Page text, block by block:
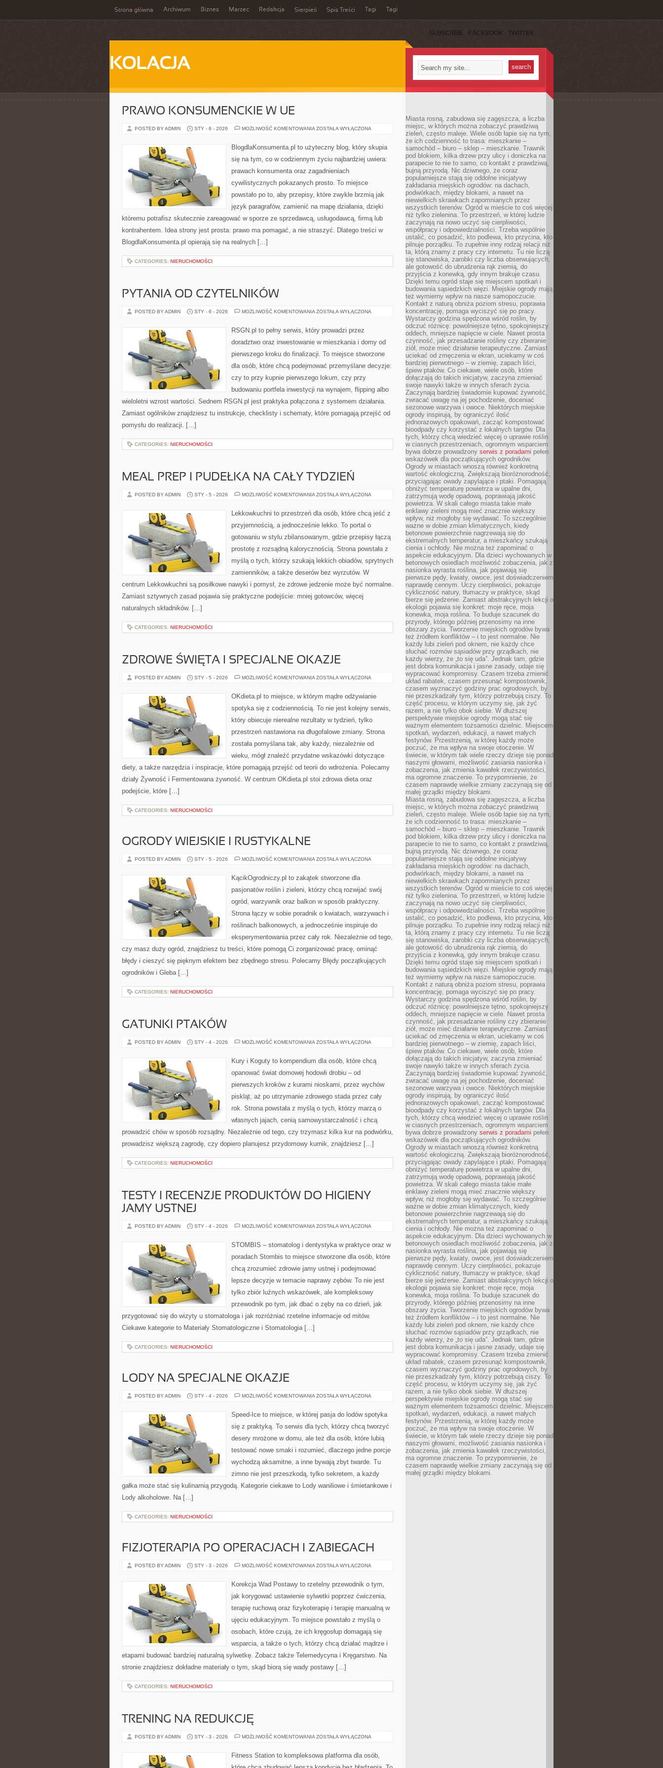
Strona główna Archiwum Biznes Marzec Redakcja Sierpień Spis Treści Tagi Tagi
SUBSCRIBE FACEBOOK TWITTER
KOLACJA
PRAWO KONSUMENCKIE W UE
POSTED BY ADMIN STY - 6 - 2026 MOŻLIWOŚĆ KOMENTOWANIA PRAWO
UE
ZOSTAŁA WYŁĄCZONA
BlogdlaKonsumenta.pl to użyteczny blog, który skupia
się na tym, co w codziennym życiu najbardziej uwiera:
prawach konsumenta oraz zagadnieniach
cywilistycznych pokazanych prosto. To miejsce
powstało po to, aby przepisy, które zwykle brzmią jak
język paragrafów, zamienić na mapę działania, dzięki
któremu potrafisz skutecznie zareagować w sporze ze sprzedawcą, usługodawcą, firmą lub
kontrahentem. Idea strony jest prosta: prawo ma pomagać, a nie straszyć. Dlatego treści w
BlogdlaKonsumenta.pl opierają się na realnych […]
CATEGORIES: NIERUCHOMOŚCI
PYTANIA OD CZYTELNIKÓW
POSTED BY ADMIN STY - 6 - 2026 MOŻLIWOŚĆ KOMENTOWANIA PYTANIA
ZOSTAŁA WYŁĄCZONA
RSGN.pl to pełny serwis, który prowadzi przez
doradztwo oraz inwestowanie w mieszkania i domy od
pierwszego kroku do finalizacji. To miejsce stworzone
dla osób, które chcą podejmować przemyślane decyzje:
czy to przy kupnie pierwszego lokum, czy przy
budowaniu portfela inwestycji na wynajem, flipping albo
wieloletni wzrost wartości. Sednem RSGN.pl jest praktyka połączona z systemem działania.
Zamiast ogólników znajdziesz tu instrukcje, checklisty i schematy, które pomagają przejść od
pomysłu do realizacji. […]
CATEGORIES: NIERUCHOMOŚCI
MEAL PREP I PUDEŁKA NA CAŁY TYDZIEŃ
POSTED BY ADMIN STY - 5 - 2026 MOŻLIWOŚĆ KOMENTOWANIA MEAL
PUDEŁKA
NA
TYDZIEŃ
ZOSTAŁA WYŁĄCZONA
Lekkowkuchni to przestrzeń dla osób, które chcą jeść z
przyjemnością, a jednocześnie lekko. To portal o
gotowaniu w stylu zbilansowanym, gdzie przepisy łączą
prostotę z rozsądną kalorycznością. Strona powstała z
myślą o tych, którzy szukają lekkich obiadów, sprytnych
zamienników, a także deserów bez wyrzutów. W
centrum Lekkowkuchni są posiłkowe nawyki i pomysł, że zdrowe jedzenie może być normalne.
Zamiast sztywnych zasad pojawia się praktyczne podejście: mniej gotowców, więcej
naturalnych składników. […]
CATEGORIES: NIERUCHOMOŚCI
ZDROWE ŚWIĘTA I SPECJALNE OKAZJE
POSTED BY ADMIN STY - 5 - 2026 MOŻLIWOŚĆ KOMENTOWANIA ZDROWE
SPECJALNE
OKAZJE
ZOSTAŁA WYŁĄCZONA
OKdieta.pl to miejsce, w którym mądre odżywianie
spotyka się z codziennością. To nie jest kolejny serwis,
który obiecuje nierealne rezultaty w tydzień, tylko
przestrzeń nastawiona na długofalowe zmiany. Strona
została pomyślana tak, aby każdy, niezależnie od
wieku, mógł znaleźć przydatne wskazówki dotyczące
diety, a także narzędzia i inspiracje, które pomagają przejść od teorii do wdrożenia. Polecamy
działy Żywność i Fermentowana żywność. W centrum OKdieta.pl stoi zdrowa dieta oraz
podejście, które […]
CATEGORIES: NIERUCHOMOŚCI
OGRODY WIEJSKIE I RUSTYKALNE
POSTED BY ADMIN STY - 5 - 2026 MOŻLIWOŚĆ KOMENTOWANIA OGRODY
RUSTYKALNE
ZOSTAŁA WYŁĄCZONA
KącikOgrodniczy.pl to zakątek stworzone dla
pasjonatów roślin i zieleni, którzy chcą rozwijać swój
ogród, warzywnik oraz balkon w sposób praktyczny.
Strona łączy w sobie poradnik o kwiatach, warzywach i
roślinach balkonowych, a jednocześnie inspiruje do
eksperymentowania przez cały rok. Niezależnie od tego,
czy masz duży ogród, znajdziesz tu treści, które pomogą Ci zorganizować pracę, ominąć
błędy i cieszyć się pięknym efektem bez zbędnego stresu. Polecamy Błędy początkujących
ogrodników i Gleba […]
CATEGORIES: NIERUCHOMOŚCI
GATUNKI PTAKÓW
POSTED BY ADMIN STY - 4 - 2026 MOŻLIWOŚĆ KOMENTOWANIA GATUNKI
ZOSTAŁA WYŁĄCZONA
Kury i Koguty to kompendium dla osób, które chcą
opanować świat domowej hodowli drobiu – od
pierwszych kroków z kurami nioskami, przez wychów
piskląt, aż po utrzymanie zdrowego stada przez cały
rok. Strona powstała z myślą o tych, którzy marzą o
własnych jajach, cenią samowystarczalność i chcą
prowadzić chów w sposób rozsądny. Niezależnie od tego, czy trzymasz kilka kur na podwórku,
prowadzisz większą zagrodę, czy dopiero planujesz przydomowy kurnik, znajdziesz […]
CATEGORIES: NIERUCHOMOŚCI
TESTY I RECENZJE PRODUKTÓW DO HIGIENY
JAMY USTNEJ
POSTED BY ADMIN STY - 4 - 2026 MOŻLIWOŚĆ KOMENTOWANIA TESTY
PRODUKTÓW
DO
JAMY
ZOSTAŁA WYŁĄCZONA
STOMBIS – stomatolog i dentystyka w praktyce oraz w
poradach Stombis to miejsce stworzone dla osób, które
chcą zrozumieć zdrowie jamy ustnej i podejmować
lepsze decyzje w temacie naprawy zębów. To nie jest
tylko zbiór luźnych wskazówek, ale kompleksowy
przewodnik po tym, jak dbać o zęby na co dzień, jak
przygotować się do wizyty u stomatologa i jak rozróżniać rzetelne informacje od mitów.
Ciekawe kategorie to Materiały Stomatologiczne i Stomatologia […]
CATEGORIES: NIERUCHOMOŚCI
LODY NA SPECJALNE OKAZJE
POSTED BY ADMIN STY - 4 - 2026 MOŻLIWOŚĆ KOMENTOWANIA LODY
OKAZJE
ZOSTAŁA WYŁĄCZONA
Speed-Ice to miejsce, w której pasja do lodów spotyka
się z praktyką. To serwis dla tych, którzy chcą tworzyć
desery mrożone w domu, ale też dla osób, które lubią
testować nowe smaki i rozumieć, dlaczego jedne porcje
wychodzą aksamitne, a inne bywają zbyt twarde. Tu
zimno nie jest przeszkodą, tylko sekretem, a każdy
gałka może stać się kulinarnią przygodą. Kategorie ciekawe to Lody waniliowe i śmietankowe i
Lody alkoholowe. Na […]
CATEGORIES: NIERUCHOMOŚCI
FIZJOTERAPIA PO OPERACJACH I ZABIEGACH
POSTED BY ADMIN STY - 3 - 2026 MOŻLIWOŚĆ KOMENTOWANIA FIZJOTERAPIA
I
ZABIEGACH
ZOSTAŁA WYŁĄCZONA
Korekcja Wad Postawy to rzetelny przewodnik o tym,
jak korygować ustawienie sylwetki poprzez ćwiczenia,
terapię ruchową oraz fizykoterapię i terapię manualną w
ujęciu edukacyjnym. To miejsce powstało z myślą o
osobach, które czują, że ich kręgosłup domagają się
wsparcia, a także o tych, którzy chcą działać mądrze i
etapami budować bardziej naturalną sylwetkę. Zobacz także Telemedycyna i Kręgarstwo. Na
stronie znajdziesz dokładne materiały o tym, skąd biorą się wady postawy […]
CATEGORIES: NIERUCHOMOŚCI
TRENING NA REDUKCJĘ
POSTED BY ADMIN STY - 3 - 2026 MOŻLIWOŚĆ KOMENTOWANIA TRENING
ZOSTAŁA WYŁĄCZONA
Fitness Station to kompleksowa platforma dla osób,
Miasta rosną, zabudowa się zagęszcza, a liczba
miejsc, w których można zobaczyć prawdziwą
zieleń, często maleje. Wiele osób łapie się na tym,
że ich codzienność to trasa: mieszkanie –
samochód – biuro – sklep – mieszkanie. Trawnik
pod blokiem, kilka drzew przy ulicy i doniczka na
parapecie to nie to samo, co kontakt z prawdziwą,
bujną przyrodą. Nic dziwnego, że coraz
popularniejsze stają się oddolne inicjatywy
zakładania miejskich ogrodów: na dachach,
podwórkach, między blokami, a nawet na
niewielkich skrawkach zapomnianych przez
wszystkich terenów. Ogród w mieście to coś więcej
niż tylko zielenina. To przestrzeń, w której ludzie
zaczynają na nowo uczyć się cierpliwości,
współpracy i odpowiedzialności. Trzeba wspólnie
ustalić, co posadzić, kto podlewa, kto przycina, kto
pilnuje porządku. To zupełnie inny rodzaj relacji niż
ta, którą znamy z pracy czy internetu. Tu nie liczą
się stanowiska, zarobki czy liczba obserwujących,
ale gotowość do ubrudzenia rąk ziemią, do
przyjścia z konewką, gdy innym brakuje czasu.
Dzięki temu ogród staje się miejscem spotkań i
budowania sąsiedzkich więzi. Miejskie ogrody mają
też wymierny wpływ na nasze samopoczucie.
Kontakt z naturą obniża poziom stresu, poprawia
koncentrację, pomaga wyciszyć się po pracy.
Wystarczy godzina spędzona wśród roślin, by
odczuć różnicę: powolniejsze tętno, spokojniejszy
oddech, mniejsze napięcie w ciele. Nawet prosta
czynność, jak przesadzanie rośliny czy zbieranie
ziół, może mieć działanie terapeutyczne. Zamiast
uciekać od zmęczenia w ekran, uciekamy w coś
bardziej pierwotnego – w ziemię, zapach liści,
śpiew ptaków. Co ciekawe, wiele osób, które
dołączają do takich inicjatyw, zaczyna zmieniać
swoje nawyki także w innych sferach życia.
Zaczynają bardziej świadomie kupować żywność,
zwracać uwagę na jej pochodzenie, doceniać
sezonowe warzywa i owoce. Niektórych miejskie
ogrody inspirują, by ograniczyć ilość
jednorazowych opakowań, zacząć kompostować
bioodpady czy korzystać z lokalnych targów. Dla
tych, którzy chcą wiedzieć więcej o uprawie roślin
w ciasnych przestrzeniach, ogromnym wsparciem
bywa dobrze prowadzony serwis z poradami pełen
wskazówek dla początkujących ogrodników.
Ogrody w miastach wnoszą również konkretną
wartość ekologiczną. Zwiększają bioróżnorodność,
przyciągając owady zapylające i ptaki. Pomagają
obniżyć temperaturę powietrza w upalne dni,
zatrzymują wodę opadową, poprawiają jakość
powietrza. W skali całego miasta takie małe
enklawy zieleni mogą mieć znacznie większy
wpływ, niż mogłoby się wydawać. To szczególnie
ważne w dobie zmian klimatycznych, kiedy
betonowe powierzchnie nagrzewają się do
ekstremalnych temperatur, a mieszkańcy szukają
cienia i ochłody. Nie można też zapominać o
aspekcie edukacyjnym. Dla dzieci wychowanych w
betonowych osiedlach możliwość zobaczenia, jak z
nasionka wyrasta roślina, jak pojawiają się
pierwsze pędy, kwiaty, owoce, jest doświadczeniem
naprawdę cennym. Uczy cierpliwości, pokazuje
cykliczność natury, tłumaczy w praktyce, skąd
bierze się jedzenie. Zamiast abstrakcyjnych lekcji o
ekologii pojawia się konkret: moje ręce, moja
konewka, moja roślina. To buduje szacunek do
przyrody, którego później przenosimy na inne
obszary życia. Tworzenie miejskich ogrodów bywa
też źródłem konfliktów – i to jest normalne. Nie
każdy lubi zieleń pod oknem, nie każdy chce
słuchać rozmów sąsiadów przy grządkach, nie
każdy wierzy, że „to się uda”. Jednak tam, gdzie
jest dobra komunikacja i jasne zasady, udaje się
wypracować kompromisy. Czasem trzeba zmienić
układ rabatek, czasem przesunąć kompostownik,
czasem wyznaczyć godziny prac ogrodowych, by
nie przeszkadzały tym, którzy potrzebują ciszy. To
część procesu, w którym uczymy się, jak żyć
razem, a nie tylko obok siebie. W dłuższej
perspektywie miejskie ogrody mogą stać się
ważnym elementem tożsamości dzielnic. Miejscem
spotkań, wydarzeń, edukacji, a nawet małych
festynów. Przestrzenią, w której każdy może
poczuć, że ma wpływ na swoje otoczenie. W
świecie, w którym tak wiele rzeczy dzieje się ponad
naszymi głowami, możliwość zasiania nasionka i
zobaczenia, jak zmienia kawałek rzeczywistości,
ma ogromne znaczenie. To przypomnienie, że
czasem naprawdę wielkie zmiany zaczynają się od
małej grządki między blokami.
Miasta rosną, zabudowa się zagęszcza, a liczba
miejsc, w których można zobaczyć prawdziwą
zieleń, często maleje. Wiele osób łapie się na tym,
że ich codzienność to trasa: mieszkanie –
samochód – biuro – sklep – mieszkanie. Trawnik
pod blokiem, kilka drzew przy ulicy i doniczka na
parapecie to nie to samo, co kontakt z prawdziwą,
bujną przyrodą. Nic dziwnego, że coraz
popularniejsze stają się oddolne inicjatywy
zakładania miejskich ogrodów: na dachach,
podwórkach, między blokami, a nawet na
niewielkich skrawkach zapomnianych przez
wszystkich terenów. Ogród w mieście to coś więcej
niż tylko zielenina. To przestrzeń, w której ludzie
zaczynają na nowo uczyć się cierpliwości,
współpracy i odpowiedzialności. Trzeba wspólnie
ustalić, co posadzić, kto podlewa, kto przycina, kto
pilnuje porządku. To zupełnie inny rodzaj relacji niż
ta, którą znamy z pracy czy internetu. Tu nie liczą
się stanowiska, zarobki czy liczba obserwujących,
ale gotowość do ubrudzenia rąk ziemią, do
przyjścia z konewką, gdy innym brakuje czasu.
Dzięki temu ogród staje się miejscem spotkań i
budowania sąsiedzkich więzi. Miejskie ogrody mają
też wymierny wpływ na nasze samopoczucie.
Kontakt z naturą obniża poziom stresu, poprawia
koncentrację, pomaga wyciszyć się po pracy.
Wystarczy godzina spędzona wśród roślin, by
odczuć różnicę: powolniejsze tętno, spokojniejszy
oddech, mniejsze napięcie w ciele. Nawet prosta
czynność, jak przesadzanie rośliny czy zbieranie
ziół, może mieć działanie terapeutyczne. Zamiast
uciekać od zmęczenia w ekran, uciekamy w coś
bardziej pierwotnego – w ziemię, zapach liści,
śpiew ptaków. Co ciekawe, wiele osób, które
dołączają do takich inicjatyw, zaczyna zmieniać
swoje nawyki także w innych sferach życia.
Zaczynają bardziej świadomie kupować żywność,
zwracać uwagę na jej pochodzenie, doceniać
sezonowe warzywa i owoce. Niektórych miejskie
ogrody inspirują, by ograniczyć ilość
jednorazowych opakowań, zacząć kompostować
bioodpady czy korzystać z lokalnych targów. Dla
tych, którzy chcą wiedzieć więcej o uprawie roślin
w ciasnych przestrzeniach, ogromnym wsparciem
bywa dobrze prowadzony serwis z poradami pełen
wskazówek dla początkujących ogrodników.
Ogrody w miastach wnoszą również konkretną
wartość ekologiczną. Zwiększają bioróżnorodność,
przyciągając owady zapylające i ptaki. Pomagają
obniżyć temperaturę powietrza w upalne dni,
zatrzymują wodę opadową, poprawiają jakość
powietrza. W skali całego miasta takie małe
enklawy zieleni mogą mieć znacznie większy
wpływ, niż mogłoby się wydawać. To szczególnie
ważne w dobie zmian klimatycznych, kiedy
betonowe powierzchnie nagrzewają się do
ekstremalnych temperatur, a mieszkańcy szukają
cienia i ochłody. Nie można też zapominać o
aspekcie edukacyjnym. Dla dzieci wychowanych w
betonowych osiedlach możliwość zobaczenia, jak z
nasionka wyrasta roślina, jak pojawiają się
pierwsze pędy, kwiaty, owoce, jest doświadczeniem
naprawdę cennym. Uczy cierpliwości, pokazuje
cykliczność natury, tłumaczy w praktyce, skąd
bierze się jedzenie. Zamiast abstrakcyjnych lekcji o
ekologii pojawia się konkret: moje ręce, moja
konewka, moja roślina. To buduje szacunek do
przyrody, którego później przenosimy na inne
obszary życia. Tworzenie miejskich ogrodów bywa
też źródłem konfliktów – i to jest normalne. Nie
każdy lubi zieleń pod oknem, nie każdy chce
słuchać rozmów sąsiadów przy grządkach, nie
każdy wierzy, że „to się uda”. Jednak tam, gdzie
jest dobra komunikacja i jasne zasady, udaje się
wypracować kompromisy. Czasem trzeba zmienić
układ rabatek, czasem przesunąć kompostownik,
czasem wyznaczyć godziny prac ogrodowych, by
nie przeszkadzały tym, którzy potrzebują ciszy. To
część procesu, w którym uczymy się, jak żyć
razem, a nie tylko obok siebie. W dłuższej
perspektywie miejskie ogrody mogą stać się
ważnym elementem tożsamości dzielnic. Miejscem
spotkań, wydarzeń, edukacji, a nawet małych
festynów. Przestrzenią, w której każdy może
poczuć, że ma wpływ na swoje otoczenie. W
świecie, w którym tak wiele rzeczy dzieje się ponad
naszymi głowami, możliwość zasiania nasionka i
zobaczenia, jak zmienia kawałek rzeczywistości,
ma ogromne znaczenie. To przypomnienie, że
czasem naprawdę wielkie zmiany zaczynają się od
małej grządki między blokami.